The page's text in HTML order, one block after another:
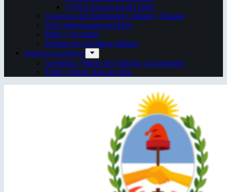
5ª Feria Provincial del Libro
Congreso del Patrimonio Cultural y Natural
Feria Internacional del libro
Mitos y leyendas
Semana de la Cultura Italiana
Espacios escénicos
Anfiteatro “Mario del Tránsito Cocomarola”
Teatro Oficial Juan de Vera